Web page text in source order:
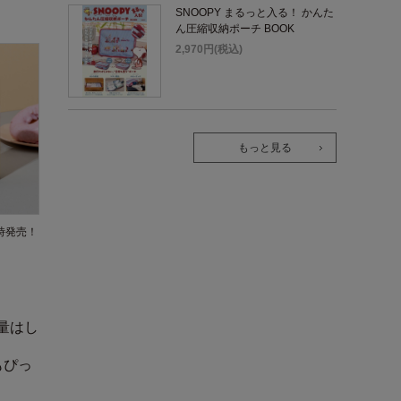
売！
はし
っ
SNOOPY まるっと入る！ かんた
ん圧縮収納ポーチ BOOK
2,970円(税込)
もっと見る